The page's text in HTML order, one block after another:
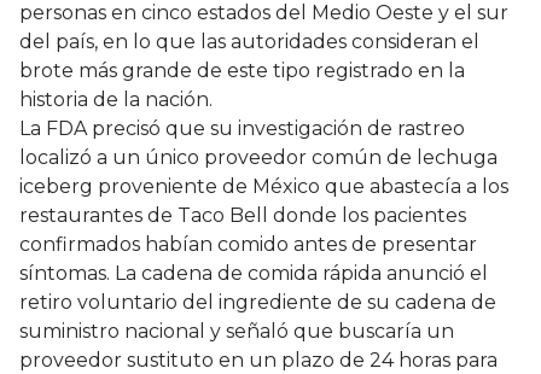
personas en cinco estados del Medio Oeste y el sur
del país, en lo que las autoridades consideran el
brote más grande de este tipo registrado en la
historia de la nación.
La FDA precisó que su investigación de rastreo
localizó a un único proveedor común de lechuga
iceberg proveniente de México que abastecía a los
restaurantes de Taco Bell donde los pacientes
confirmados habían comido antes de presentar
síntomas. La cadena de comida rápida anunció el
retiro voluntario del ingrediente de su cadena de
suministro nacional y señaló que buscaría un
proveedor sustituto en un plazo de 24 horas para